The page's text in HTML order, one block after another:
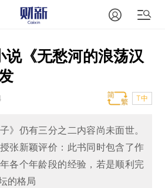
说《无愁河的浪荡汉
T中
》仍有三分之二内容尚未面世。
张新颖评价：此书同时包含了作
各个年龄段的经验，若是顺利完
的格局